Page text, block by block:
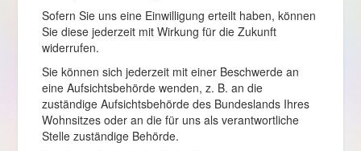
Sofern Sie uns eine Einwilligung erteilt haben, können
Sie diese jederzeit mit Wirkung für die Zukunft
widerrufen.
Sie können sich jederzeit mit einer Beschwerde an
eine Aufsichtsbehörde wenden, z. B. an die
zuständige Aufsichtsbehörde des Bundeslands Ihres
Wohnsitzes oder an die für uns als verantwortliche
Stelle zuständige Behörde.